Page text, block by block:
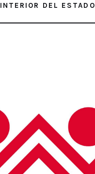
INTERIOR DEL ESTADO